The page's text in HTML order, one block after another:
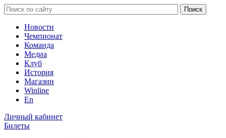
Новости
Чемпионат
Команда
Медиа
Клуб
История
Магазин
Winline
En
Личный кабинет
Билеты